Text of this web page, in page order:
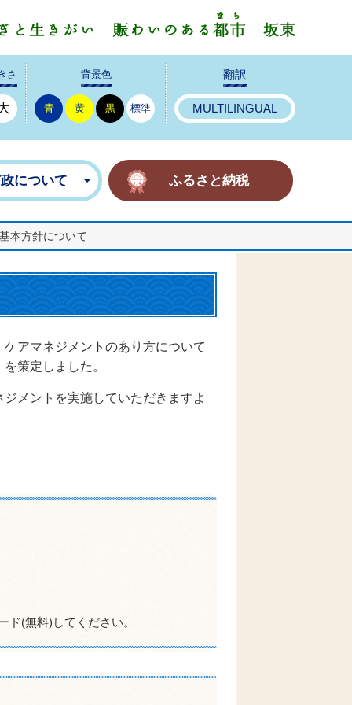
さ 背景色
青 黄 黒 標準
翻訳
MULTILINGUAL
について ふるさと納税
本方針について
アマネジメントのあり方について
策定しました。
メントを実施していただきますよ
ド(無料)してください。